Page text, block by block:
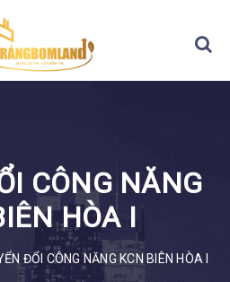
CÔNG NĂNG
HÒA I
ĐỔI CÔNG NĂNG KCN BIÊN HÒA I